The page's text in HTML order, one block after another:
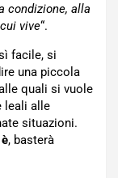
condizione, alla
vive“.
facile, si
una piccola
quali si vuole
leali alle
situazioni.
, basterà